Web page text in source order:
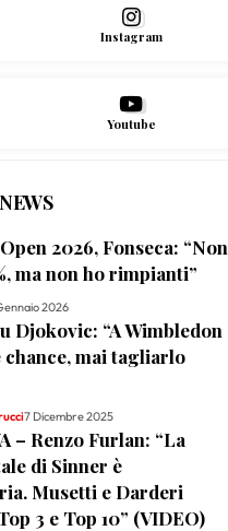
Instagram
Youtube
2026, Fonseca: “Non
ma non ho rimpianti”
2026
Djokovic: “A Wimbledon
chance, mai tagliarlo
7 Dicembre 2025
– Renzo Furlan: “La
di Sinner è
Musetti e Darderi
3 e Top 10” (VIDEO)